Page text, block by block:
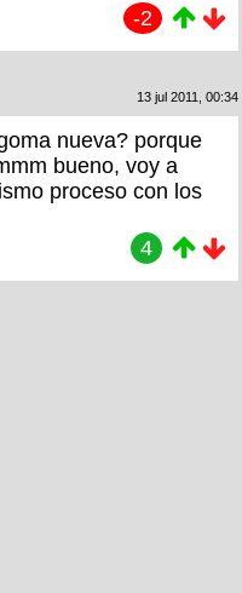
-2
13 jul 2011, 00:34
nueva? porque
bueno, voy a
proceso con los
4